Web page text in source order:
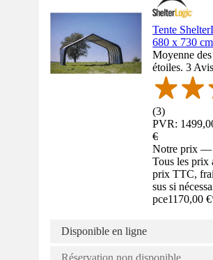
Tente
680 x 730
Moyenne
étoiles. 3
(3)
PVR:
€
Notre prix —
Tous les prix
prix TTC,
sus si
pce1170,00 €
Disponible en ligne
Réservation non disponible